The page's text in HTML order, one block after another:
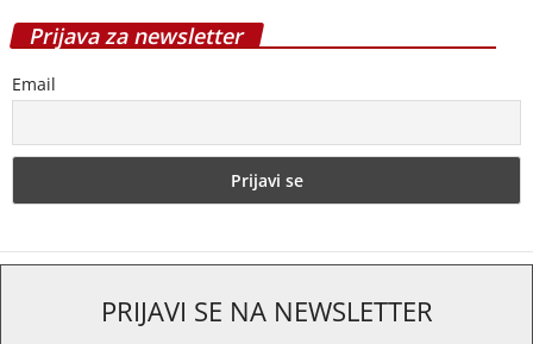
Prijava za newsletter
Email
PRIJAVI SE NA NEWSLETTER